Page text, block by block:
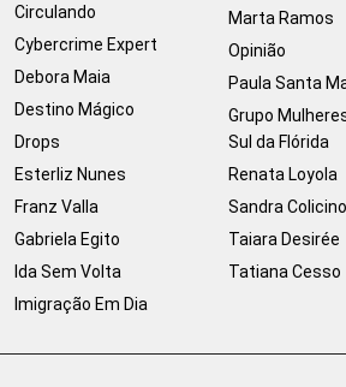
Circulando
Cybercrime Expert
Debora Maia
Destino Mágico
Drops
Esterliz Nunes
Franz Valla
Gabriela Egito
Ida Sem Volta
Imigração Em Dia
Marta Ramos
Opinião
Paula Santa
Grupo
Sul da Flórida
Renata Loyola
Sandra Colicino
Taiara Desirée
Tatiana Cesso